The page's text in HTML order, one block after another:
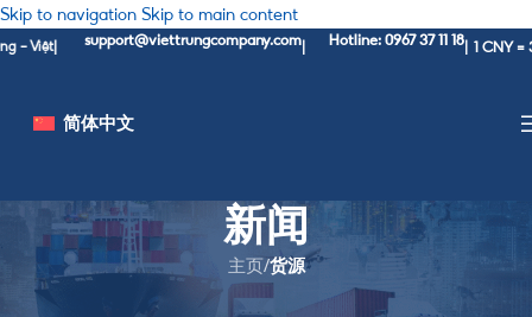
Skip to navigation Skip to main content
| support@viettrungcompany.com| Hotline: 0967 37 11 18| 1 CNY = 3,760
简体中文
新闻
主页 /货源